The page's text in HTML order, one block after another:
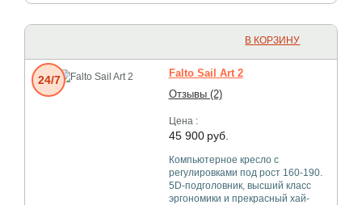
В КОРЗИНУ
Falto Sail Art 2
Отзывы (2)
Цена :
45 900 руб.
Компьютерное кресло с
регулировками под рост 160-190.
5D-подголовник, высший класс
эргономики и прекрасный хай-
24/7